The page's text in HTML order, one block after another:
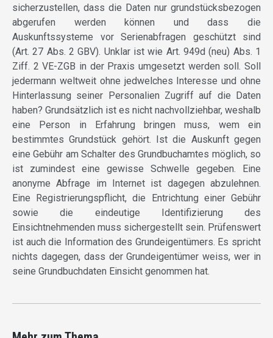
sicherzustellen, dass die Daten nur grundstücksbezogen
abgerufen werden können und dass die
Auskunftssysteme vor Serienabfragen geschützt sind
(Art. 27 Abs. 2 GBV). Unklar ist wie Art. 949d (neu) Abs. 1
Ziff. 2 VE-ZGB in der Praxis umgesetzt werden soll. Soll
jedermann weltweit ohne jedwelches Interesse und ohne
Hinterlassung seiner Personalien Zugriff auf die Daten
haben? Grundsätzlich ist es nicht nachvollziehbar, weshalb
eine Person in Erfahrung bringen muss, wem ein
bestimmtes Grundstück gehört. Ist die Auskunft gegen
eine Gebühr am Schalter des Grundbuchamtes möglich, so
ist zumindest eine gewisse Schwelle gegeben. Eine
anonyme Abfrage im Internet ist dagegen abzulehnen.
Eine Registrierungspflicht, die Entrichtung einer Gebühr
sowie die eindeutige Identifizierung des
Einsichtnehmenden muss sichergestellt sein. Prüfenswert
ist auch die Information des Grundeigentümers. Es spricht
nichts dagegen, dass der Grundeigentümer weiss, wer in
seine Grundbuchdaten Einsicht genommen hat.